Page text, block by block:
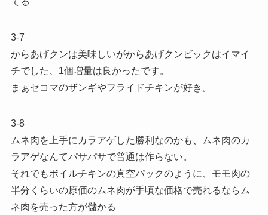
3-7
からあげクンは美味しいがからあげクンビックはイマイ
チでした、1個増量は良かったです。
まぁセコマのザンギやフライドチキンが好き。
3-8
ムネ肉を上手にカラアゲした勝利なのかも、ムネ肉のカ
ラアゲなんてパサパサで普通は作らない。
それでもボイルチキンの真空パックのように、モモ肉の
半分くらいの原価のムネ肉が手頃な価格で売れるならム
ネ肉を売った方が儲かる